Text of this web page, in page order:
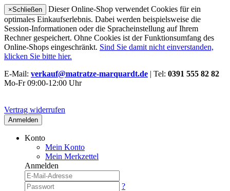
×Schließen
Dieser Online-Shop verwendet Cookies für ein
optimales Einkaufserlebnis. Dabei werden beispielsweise die
Session-Informationen oder die Spracheinstellung auf Ihrem
Rechner gespeichert. Ohne Cookies ist der Funktionsumfang des
Online-Shops eingeschränkt. Sind Sie damit nicht einverstanden,
klicken Sie bitte hier.
E-Mail: verkauf@matratze-marquardt.de | Tel: 0391 555 82 82
Mo-Fr 09:00-12:00 Uhr
Vertrag widerrufen
Anmelden
Konto
Mein Konto
Mein Merkzettel
Anmelden
?